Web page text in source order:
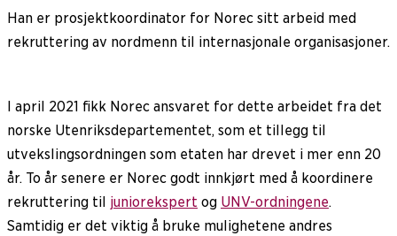
Han er prosjektkoordinator for Norec sitt arbeid med
rekruttering av nordmenn til internasjonale organisasjoner.
I april 2021 fikk Norec ansvaret for dette arbeidet fra det
norske Utenriksdepartementet, som et tillegg til
utvekslingsordningen som etaten har drevet i mer enn 20
år. To år senere er Norec godt innkjørt med å koordinere
rekruttering til juniorekspert og UNV-ordningene.
Samtidig er det viktig å bruke mulighetene andres